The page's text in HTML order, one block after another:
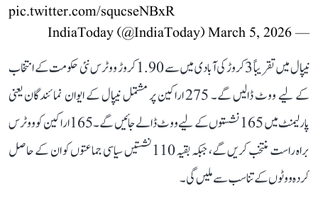
pic.twitter.com/squcseNBxR
— IndiaToday (@IndiaToday)
March 5, 2026
نیپال میں تقریباً 3 کروڑ کی آبادی میں سے 1.90 کروڑ ووٹرس نئی حکومت کے انتخاب
کے لیے ووٹ ڈالیں گے۔ 275 اراکین پر مشتمل نیپال کے ایوان نمائندگان یعنی
پارلیمنٹ میں 165 نشستوں کے لیے ووٹ ڈالے جائیں گے۔ 165 اراکین کو ووٹرس
براہ راست منتخب کریں گے، جبکہ بقیہ 110 نشستیں سیاسی جماعتوں کو ان کے حاصل
کردہ ووٹوں کے تناسب سے ملیں گی۔